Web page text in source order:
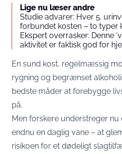
Lige nu læser andre
Studie advarer: Hver 5.
forbundet kosten – to typer
Ekspert overrasker: Denne
aktivitet er faktisk god for
En sund kost, regelmæssig
rygning og begrænset
bedste måder at forebygge
på.
Men forskere understreger
endnu en daglig vane – at
risikoen for et dødeligt